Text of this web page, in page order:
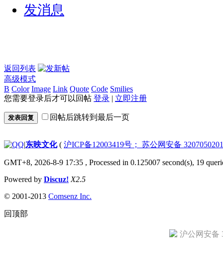
发消息
返回列表
高级模式
B Color Image Link Quote Code Smilies
您需要登录后才可以回帖 登录 | 立即注册
发表回复 回帖后跳转到最后一页
|东映文化( 沪ICP备12003419号； 苏公网安备
GMT+8, 2026-8-9 17:35 , Processed in 0.125007 second(s), 19
Powered by Discuz! X2.5
© 2001-2013 Comsenz Inc.
回顶部
沪公网安备